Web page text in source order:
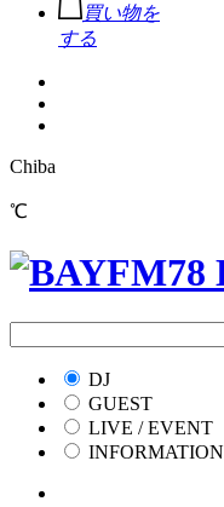
買い物を
する
Chiba
℃
DJ
GUEST
LIVE / EVENT
INFORMATION